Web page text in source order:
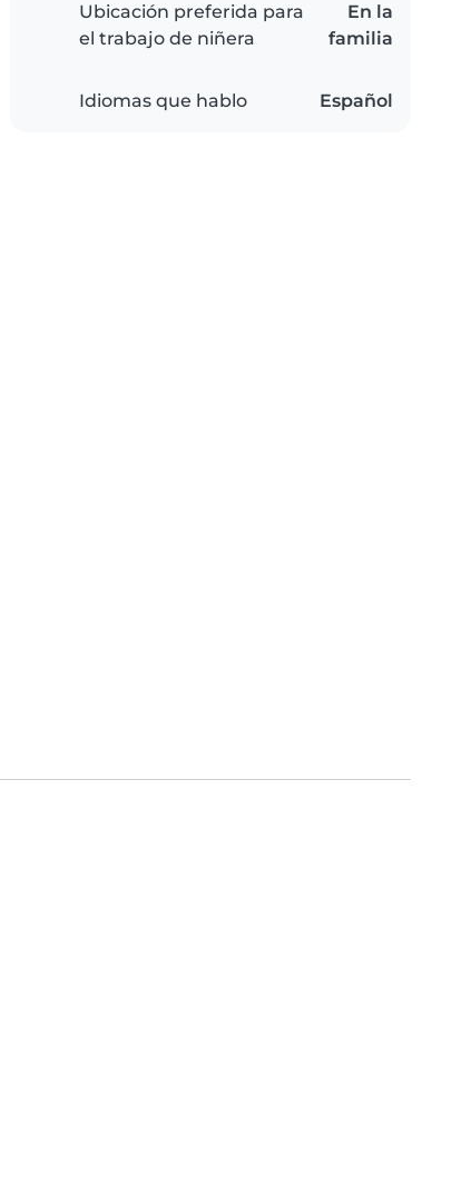
Ubicación preferida para
el trabajo de niñera
En la
familia
Idiomas que hablo Español